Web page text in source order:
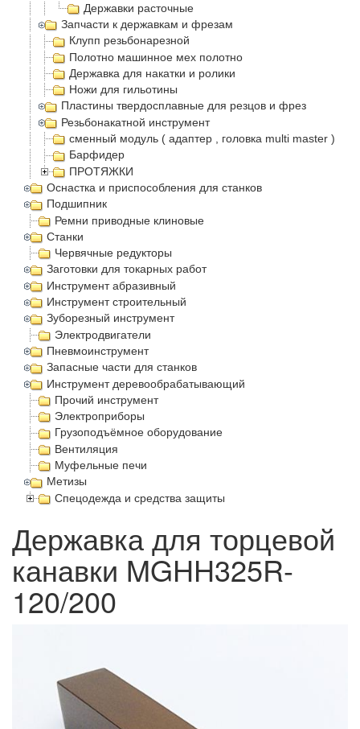
Державки расточные
Запчасти к державкам и фрезам
Клупп резьбонарезной
Полотно машинное мех полотно
Державка для накатки и ролики
Ножи для гильотины
Пластины твердосплавные для резцов и фрез
Резьбонакатной инструмент
сменный модуль ( адаптер , головка multi master )
Барфидер
ПРОТЯЖКИ
Оснастка и приспособления для станков
Подшипник
Ремни приводные клиновые
Станки
Червячные редукторы
Заготовки для токарных работ
Инструмент абразивный
Инструмент строительный
Зуборезный инструмент
Электродвигатели
Пневмоинструмент
Запасные части для станков
Инструмент деревообрабатывающий
Прочий инструмент
Электроприборы
Грузоподъёмное оборудование
Вентиляция
Муфельные печи
Метизы
Спецодежда и средства защиты
Державка для торцевой
канавки MGHH325R-
120/200